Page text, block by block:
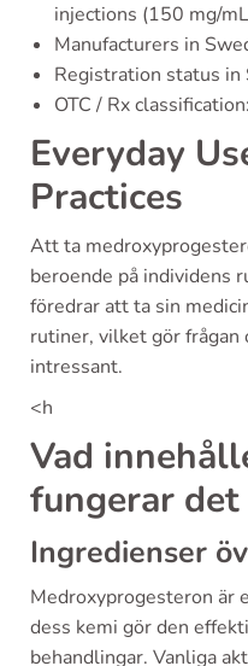
injections (150 mg/
Manufacturers in
Registration status
OTC / Rx
Everyday
Practices
Att ta
beroende på individens
föredrar att ta sin
rutiner, vilket gör
intressant.
<h
Vad
fungerar det
Ingredienser
Medroxyprogesteron är
dess kemi gör den
behandlingar. Vanliga